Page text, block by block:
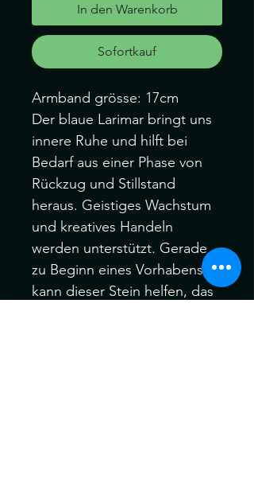
In den Warenkorb
Sofortkauf
Armband grösse: 17cm
Der blaue Larimar bringt uns
innere Ruhe und hilft bei
Bedarf aus einer Phase von
Rückzug und Stillstand
heraus. Geistiges Wachstum
und kreatives Handeln
werden unterstützt. Gerade
zu Beginn eines Vorhabens
kann dieser Stein helfen, das